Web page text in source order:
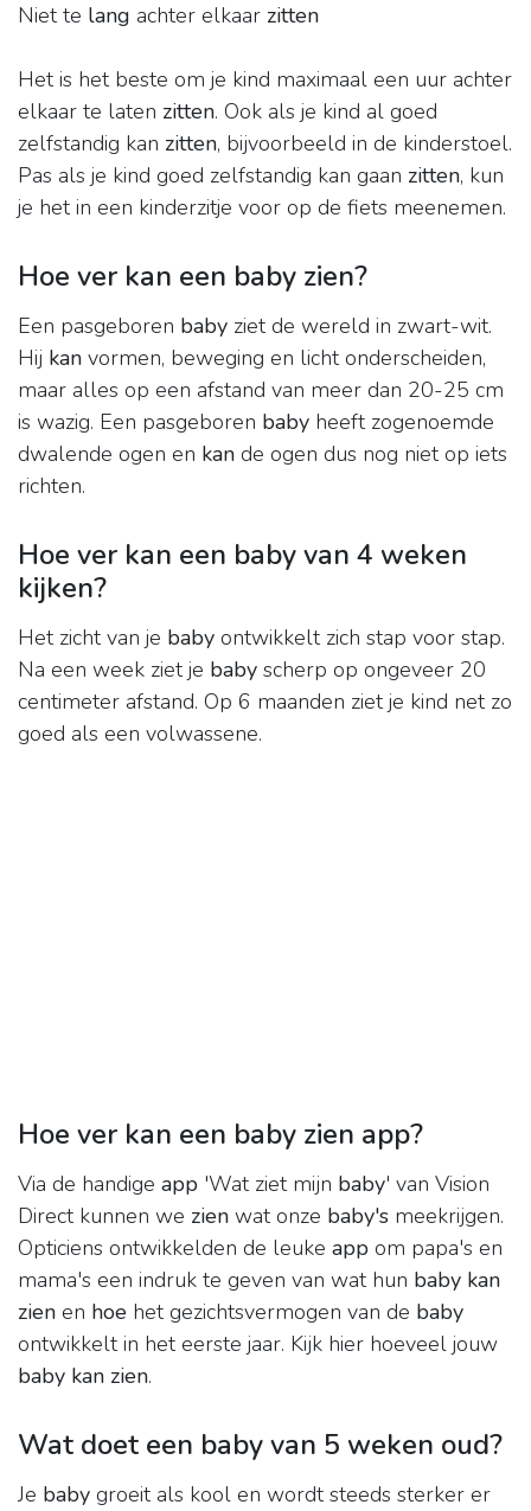
Niet te lang achter elkaar zitten
Het is het beste om je kind maximaal een uur achter
elkaar te laten zitten. Ook als je kind al goed
zelfstandig kan zitten, bijvoorbeeld in de kinderstoel.
Pas als je kind goed zelfstandig kan gaan zitten, kun
je het in een kinderzitje voor op de fiets meenemen.
Hoe ver kan een baby zien?
Een pasgeboren baby ziet de wereld in zwart-wit.
Hij kan vormen, beweging en licht onderscheiden,
maar alles op een afstand van meer dan 20-25 cm
is wazig. Een pasgeboren baby heeft zogenoemde
dwalende ogen en kan de ogen dus nog niet op iets
richten.
Hoe ver kan een baby van 4 weken
kijken?
Het zicht van je baby ontwikkelt zich stap voor stap.
Na een week ziet je baby scherp op ongeveer 20
centimeter afstand. Op 6 maanden ziet je kind net zo
goed als een volwassene.
Hoe ver kan een baby zien app?
Via de handige app 'Wat ziet mijn baby' van Vision
Direct kunnen we zien wat onze baby's meekrijgen.
Opticiens ontwikkelden de leuke app om papa's en
mama's een indruk te geven van wat hun baby kan
zien en hoe het gezichtsvermogen van de baby
ontwikkelt in het eerste jaar. Kijk hier hoeveel jouw
baby kan zien.
Wat doet een baby van 5 weken oud?
Je baby groeit als kool en wordt steeds sterker er